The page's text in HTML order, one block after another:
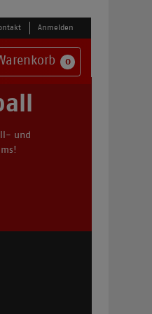
Anmelden
0
und